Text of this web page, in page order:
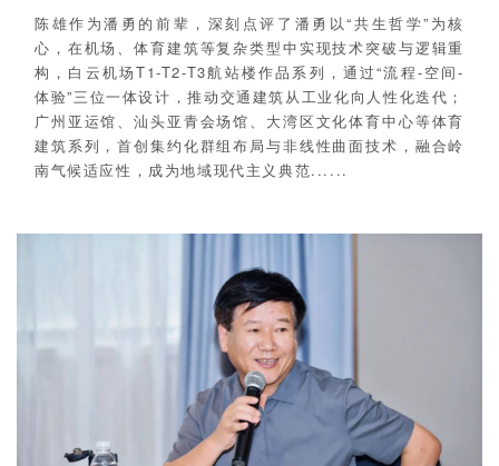
陈雄作为潘勇的前辈，深刻点评了潘勇以“共生哲学”为核
心，在机场、体育建筑等复杂类型中实现技术突破与逻辑重
构，白云机场T1-T2-T3航站楼作品系列，通过“流程-空间-
体验”三位一体设计，推动交通建筑从工业化向人性化迭代；
广州亚运馆、汕头亚青会场馆、大湾区文化体育中心等体育
建筑系列，首创集约化群组布局与非线性曲面技术，融合岭
南气候适应性，成为地域现代主义典范......